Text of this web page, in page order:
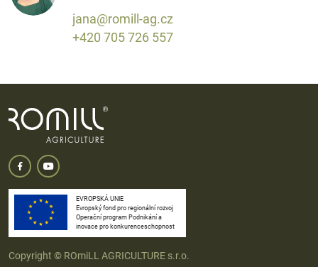
Jana Zapletalová
Asistentka ředitele
EVROPSKÁ UNIE
Operační program Podnikání a